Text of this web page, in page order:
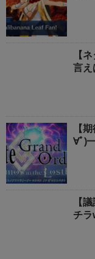
【
言え
【
∀ﾟ
【
チ